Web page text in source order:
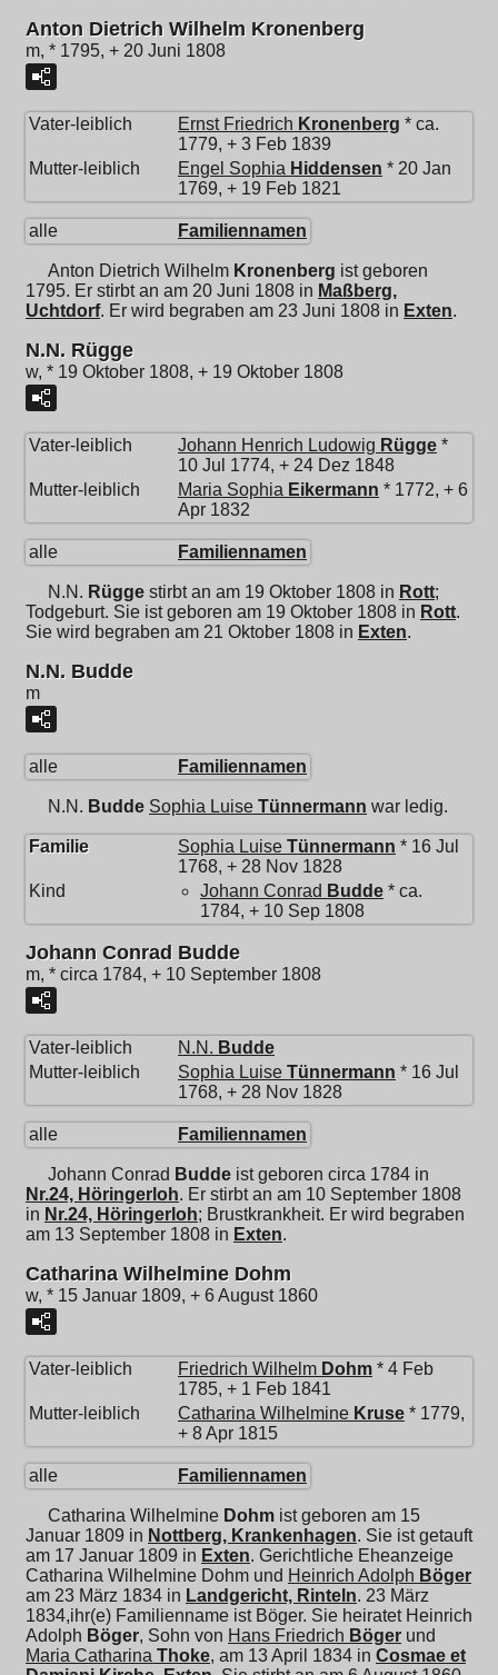
Anton Dietrich Wilhelm Kronenberg
m, * 1795, + 20 Juni 1808
Vater-leiblich Ernst Friedrich Kronenberg * ca.
1779, + 3 Feb 1839
Mutter-leiblich
Engel Sophia Hiddensen * 20 Jan
1769, + 19 Feb 1821
alle Familiennamen
Anton Dietrich Wilhelm Kronenberg ist geboren
1795. Er stirbt an am 20 Juni 1808 in Maßberg,
Uchtdorf. Er wird begraben am 23 Juni 1808 in Exten.
N.N. Rügge
w, * 19 Oktober 1808, + 19 Oktober 1808
Vater-leiblich Johann Henrich Ludowig Rügge *
10 Jul 1774, + 24 Dez 1848
Mutter-leiblich
Maria Sophia Eikermann * 1772, + 6
Apr 1832
alle Familiennamen
N.N. Rügge stirbt an am 19 Oktober 1808 in Rott;
Todgeburt. Sie ist geboren am 19 Oktober 1808 in Rott.
Sie wird begraben am 21 Oktober 1808 in Exten.
N.N. Budde
m
alle Familiennamen
N.N. Budde Sophia Luise Tünnermann war ledig.
Familie Sophia Luise Tünnermann * 16 Jul
1768, + 28 Nov 1828
Kind
Johann Conrad Budde * ca.
1784, + 10 Sep 1808
Johann Conrad Budde
m, * circa 1784, + 10 September 1808
Vater-leiblich N.N. Budde
Mutter-leiblich
Sophia Luise Tünnermann * 16 Jul
1768, + 28 Nov 1828
alle Familiennamen
Johann Conrad Budde ist geboren circa 1784 in
Nr.24, Höringerloh. Er stirbt an am 10 September 1808
in Nr.24, Höringerloh; Brustkrankheit. Er wird begraben
am 13 September 1808 in Exten.
Catharina Wilhelmine Dohm
w, * 15 Januar 1809, + 6 August 1860
Vater-leiblich Friedrich Wilhelm Dohm * 4 Feb
1785, + 1 Feb 1841
Mutter-leiblich
Catharina Wilhelmine Kruse * 1779,
+ 8 Apr 1815
alle Familiennamen
Catharina Wilhelmine Dohm ist geboren am 15
Januar 1809 in Nottberg, Krankenhagen. Sie ist getauft
am 17 Januar 1809 in Exten. Gerichtliche Eheanzeige
Catharina Wilhelmine Dohm und Heinrich Adolph Böger
am 23 März 1834 in Landgericht, Rinteln. 23 März
1834,ihr(e) Familienname ist Böger. Sie heiratet Heinrich
Adolph Böger, Sohn von Hans Friedrich Böger und
Maria Catharina Thoke, am 13 April 1834 in Cosmae et